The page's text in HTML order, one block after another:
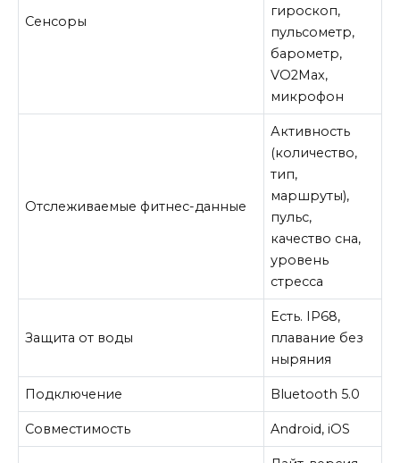
Сенсоры
гироскоп,
пульсометр,
барометр,
VO2Max,
микрофон
Отслеживаемые фитнес-данные
Активность
(количество,
тип,
маршруты),
пульс,
качество сна,
уровень
стресса
Защита от воды
Есть. IP68,
плавание без
ныряния
Подключение Bluetooth 5.0
Совместимость Android, iOS